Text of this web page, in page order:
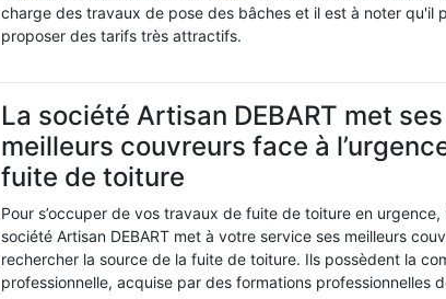
charge des travaux de pose des bâches et il est à noter qu'il
proposer des tarifs très attractifs.
La société Artisan DEBART met ses
meilleurs couvreurs face à
fuite de toiture
Pour s’occuper de vos travaux de fuite de toiture en urgence,
société Artisan DEBART met à votre service ses meilleurs
rechercher la source de la fuite de toiture. Ils possèdent la
professionnelle, acquise par des formations professionnelles